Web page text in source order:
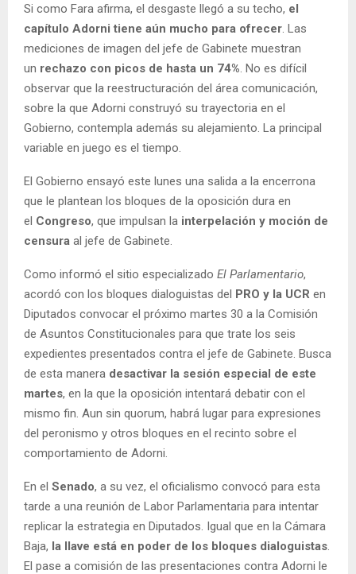
Si como Fara afirma, el desgaste llegó a su techo, el
capítulo Adorni tiene aún mucho para ofrecer. Las
mediciones de imagen del jefe de Gabinete muestran
un rechazo con picos de hasta un 74%. No es difícil
observar que la reestructuración del área comunicación,
sobre la que Adorni construyó su trayectoria en el
Gobierno, contempla además su alejamiento. La principal
variable en juego es el tiempo.
El Gobierno ensayó este lunes una salida a la encerrona
que le plantean los bloques de la oposición dura en
el Congreso, que impulsan la interpelación y moción de
censura al jefe de Gabinete.
Como informó el sitio especializado El Parlamentario,
acordó con los bloques dialoguistas del PRO y la UCR en
Diputados convocar el próximo martes 30 a la Comisión
de Asuntos Constitucionales para que trate los seis
expedientes presentados contra el jefe de Gabinete. Busca
de esta manera desactivar la sesión especial de este
martes, en la que la oposición intentará debatir con el
mismo fin. Aun sin quorum, habrá lugar para expresiones
del peronismo y otros bloques en el recinto sobre el
comportamiento de Adorni.
En el Senado, a su vez, el oficialismo convocó para esta
tarde a una reunión de Labor Parlamentaria para intentar
replicar la estrategia en Diputados. Igual que en la Cámara
Baja, la llave está en poder de los bloques dialoguistas.
El pase a comisión de las presentaciones contra Adorni le